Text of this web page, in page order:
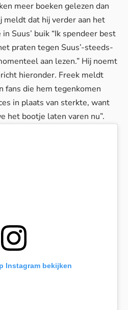
meer boeken gelezen dan
meldt dat hij verder aan het
Suus’ buik “Ik spendeer best
praten tegen Suus’-steeds-
aan lezen.” Hij noemt
hieronder. Freek meldt
fans die hem tegenkomen
in plaats van sterkte, want
het bootje laten varen nu”.
Instagram bekijken